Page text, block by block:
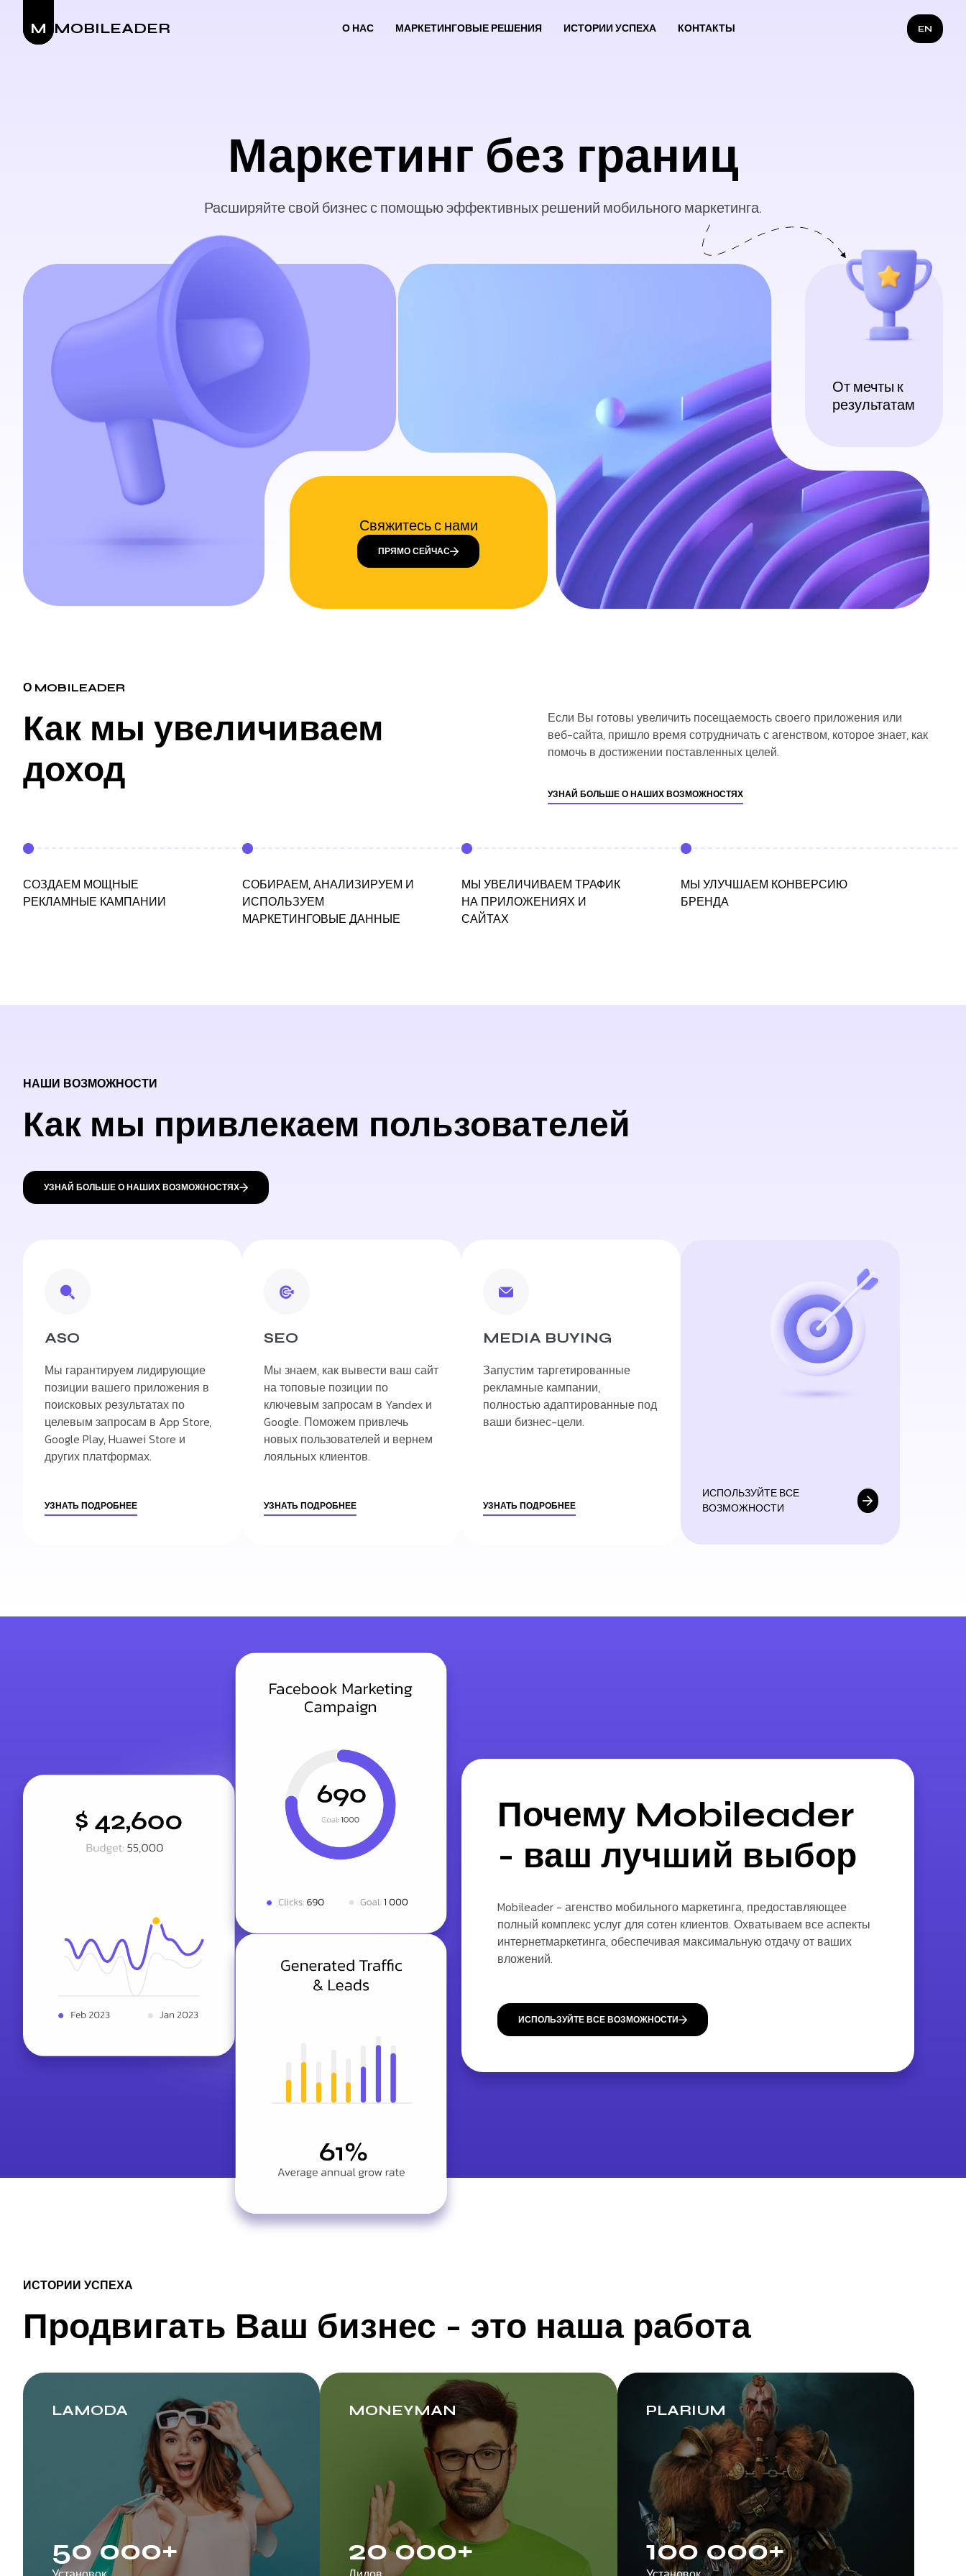
M MOBILEADER О НАС МАРКЕТИНГОВЫЕ РЕШЕНИЯ ИСТОРИИ УСПЕХА КОНТАКТЫ EN
Маркетинг без границ
Расширяйте свой бизнес с помощью эффективных решений мобильного маркетинга.
От мечты к
результатам
Свяжитесь с нами
ПРЯМО СЕЙЧАС
О MOBILEADER
Как мы увеличиваем
доход
Если Вы готовы увеличить посещаемость своего приложения или
веб-сайта, пришло время сотрудничать с агенством, которое знает, как
помочь в достижении поставленных целей.
УЗНАЙ БОЛЬШЕ О НАШИХ ВОЗМОЖНОСТЯХ
СОЗДАЕМ МОЩНЫЕ
РЕКЛАМНЫЕ КАМПАНИИ
СОБИРАЕМ, АНАЛИЗИРУЕМ И
ИСПОЛЬЗУЕМ
МАРКЕТИНГОВЫЕ ДАННЫЕ
МЫ УВЕЛИЧИВАЕМ ТРАФИК
НА ПРИЛОЖЕНИЯХ И
САЙТАХ
МЫ УЛУЧШАЕМ КОНВЕРСИЮ
БРЕНДА
НАШИ ВОЗМОЖНОСТИ
Как мы привлекаем пользователей
УЗНАЙ БОЛЬШЕ О НАШИХ ВОЗМОЖНОСТЯХ
ASO
Мы гарантируем лидирующие
позиции вашего приложения в
поисковых результатах по
целевым запросам в App Store,
Google Play, Huawei Store и
других платформах.
УЗНАТЬ ПОДРОБНЕЕ
SEO
Мы знаем, как вывести ваш сайт
на топовые позиции по
ключевым запросам в Yandex и
Google. Поможем привлечь
новых пользователей и вернем
лояльных клиентов.
УЗНАТЬ ПОДРОБНЕЕ
MEDIA BUYING
Запустим таргетированные
рекламные кампании,
полностью адаптированные под
ваши бизнес-цели.
УЗНАТЬ ПОДРОБНЕЕ
ИСПОЛЬЗУЙТЕ ВСЕ
ВОЗМОЖНОСТИ
Почему Mobileader
- ваш лучший выбор
Mobileader - агенство мобильного маркетинга, предоставляющее
полный комплекс услуг для сотен клиентов. Охватываем все аспекты
интернетмаркетинга, обеспечивая максимальную отдачу от ваших
вложений.
ИСПОЛЬЗУЙТЕ ВСЕ ВОЗМОЖНОСТИ
ИСТОРИИ УСПЕХА
Продвигать Ваш бизнес - это наша работа
LAMODA
50 000+
MONEYMAN
20 000+
PLARIUM
100 000+